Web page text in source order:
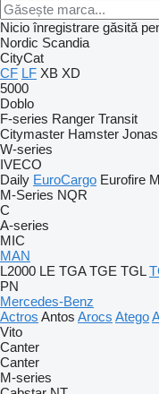
Nicio înregistrare găsită
Nordic Scandia
CityCat
CF LF XB XD
5000
Doblo
F-series Ranger Transit
Citymaster Hamster Jonas
W-series
IVECO
Daily EuroCargo Eurofire
M-Series NQR
C
A-series
MIC
MAN
L2000 LE TGA TGE TGL
PN
Mercedes-Benz
Actros Antos Arocs Atego
Vito
Canter
Canter
M-series